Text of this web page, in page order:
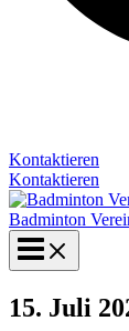
Kontaktieren
Kontaktieren
Badminton
15. Juli